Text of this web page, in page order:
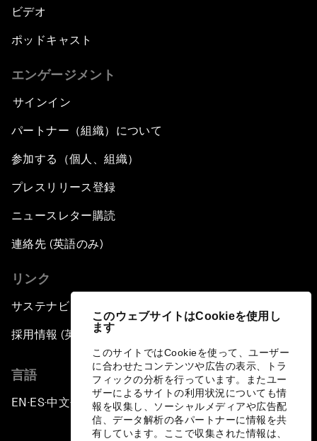
このウェブサイトはCookieを使用し
ます
このサイトではCookieを使って、ユーザー
に合わせたコンテンツや広告の表示、トラ
フィックの分析を行っています。またユー
ザーによるサイトの利用状況についても情
報を収集し、ソーシャルメディアや広告配
信、データ解析の各パートナーに情報を共
有しています。ここで収集された情報は、
ビデオ
ポッドキャスト
エンゲージメント
サインイン
パートナー（組織）について
参加する（個人、組織）
プレスリリース登録
ニュースレター購読
連絡先 (英語のみ)
リンク
サステナビリティへの取り組み
採用情報 (英語のみ)
言語
EN ▪ ES▪中文▪ 日本語